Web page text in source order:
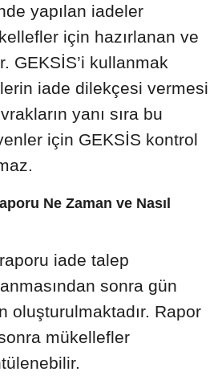
yapılan iadeler
için hazırlanan ve
GEKSİS’i kullanmak
iade dilekçesi vermesi
yanı sıra bu
için GEKSİS kontrol
Ne Zaman ve Nasıl
iade talep
sonra gün
oluşturulmaktadır. Rapor
mükellefler